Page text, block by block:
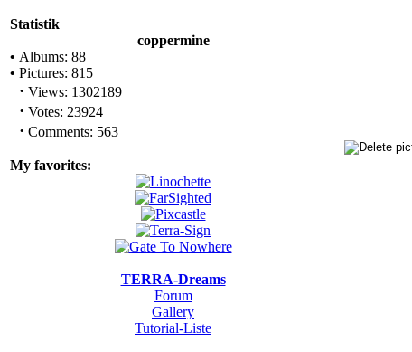
Statistik
coppermine
• Albums: 88
• Pictures: 815
· Views: 1302189
· Votes: 23924
· Comments: 563
My favorites:
TERRA-Dreams
Forum
Gallery
Tutorial-Liste